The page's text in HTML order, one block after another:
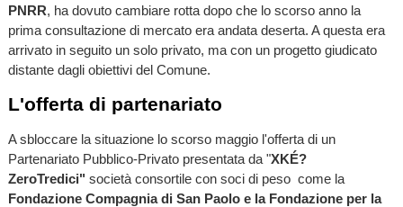
PNRR, ha dovuto cambiare rotta dopo che lo scorso anno la
prima consultazione di mercato era andata deserta. A questa era
arrivato in seguito un solo privato, ma con un progetto giudicato
distante dagli obiettivi del Comune.
L'offerta di partenariato
A sbloccare la situazione lo scorso maggio l'offerta di un
Partenariato Pubblico-Privato presentata da "XKÉ?
ZeroTredici" società consortile con soci di peso come la
Fondazione Compagnia di San Paolo e la Fondazione per la